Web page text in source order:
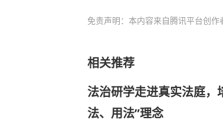
免责声明：本内容来自腾讯平台创作
相关推荐
法治研学走进真实法庭，
法、用法”理念